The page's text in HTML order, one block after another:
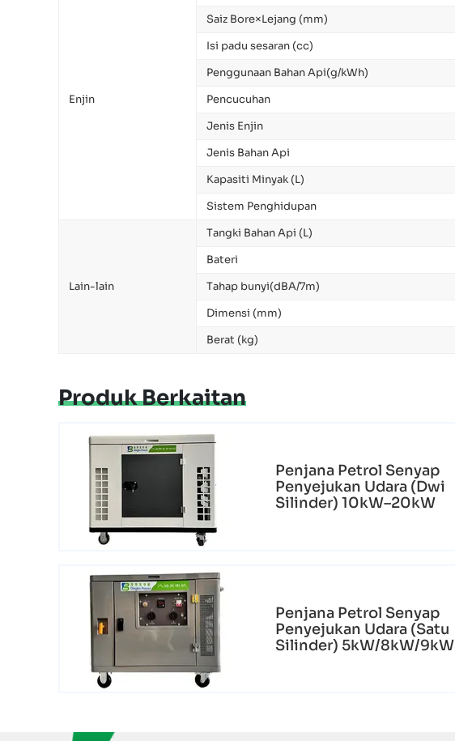
Enjin
Saiz Bore×Lejang (mm)
Isi padu sesaran (cc)
Penggunaan Bahan Api(g/kWh)
Pencucuhan
Jenis Enjin
Jenis Bahan Api
Kapasiti Minyak (L)
Sistem Penghidupan
Lain-lain
Tangki Bahan Api (L)
Bateri
Tahap bunyi(dBA/7m)
Dimensi (mm)
Berat (kg)
Produk Berkaitan
Penjana Petrol Senyap
Penyejukan Udara (Dwi
Silinder) 10kW–20kW
Penjana Petrol Senyap
Penyejukan Udara (Satu
Silinder) 5kW/8kW/9kW